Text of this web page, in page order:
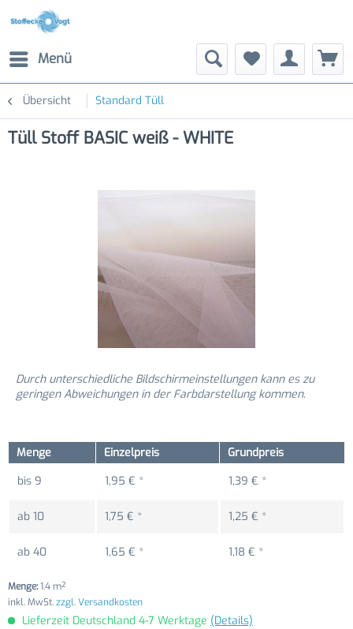
Menü
Übersicht Standard Tüll
Tüll Stoff BASIC weiß - WHITE
Durch unterschiedliche Bildschirmeinstellungen kann es zu
geringen Abweichungen in der Farbdarstellung kommen.
Menge Einzelpreis
Grundpreis
bis 9 1,95 € * 1,39 € *
ab 10 1,75 € * 1,25 € *
ab 40 1,65 € * 1,18 € *
Menge:1.4 m²
inkl. MwSt.zzgl. Versandkosten
Lieferzeit Deutschland 4-7 Werktage (Details)